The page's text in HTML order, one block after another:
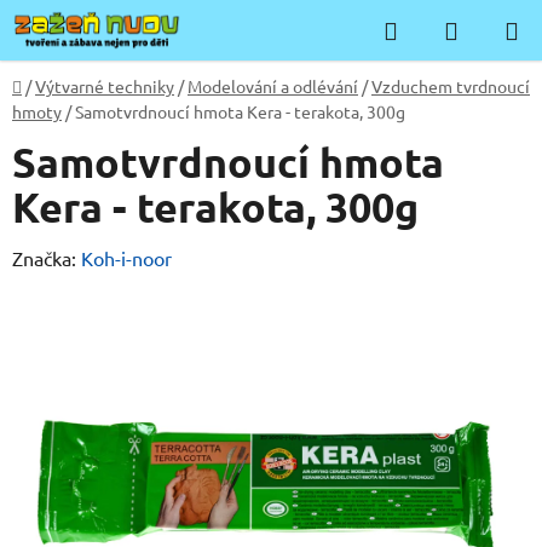
Přejít
na
obsah
Hledat
KOŠÍK
Domů
/Výtvarné techniky / Modelování a odlévání /Vzduchem tvrdnoucí
hmoty /Samotvrdnoucí hmota Kera - terakota, 300g
Samotvrdnoucí hmota
Kera - terakota, 300g
Značka: Koh-i-noor